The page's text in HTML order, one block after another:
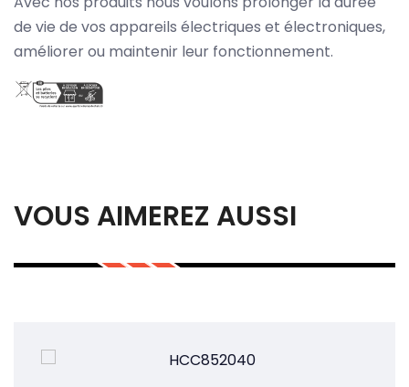
de vie de vos appareils électriques et électroniques,
améliorer ou maintenir leur fonctionnement.
VOUS AIMEREZ AUSSI